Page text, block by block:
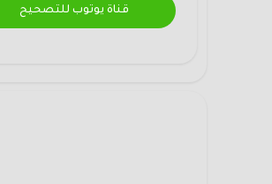
قناة يوتوب للتصحيح